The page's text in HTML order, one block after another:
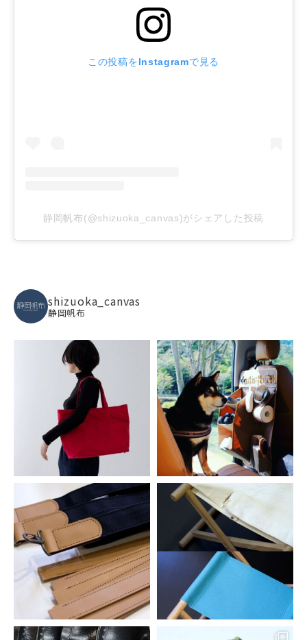
この投稿をInstagramで見る
静岡帆布(@shizuoka_canvas)がシェアした投稿
shizuoka_canvas
静岡帆布